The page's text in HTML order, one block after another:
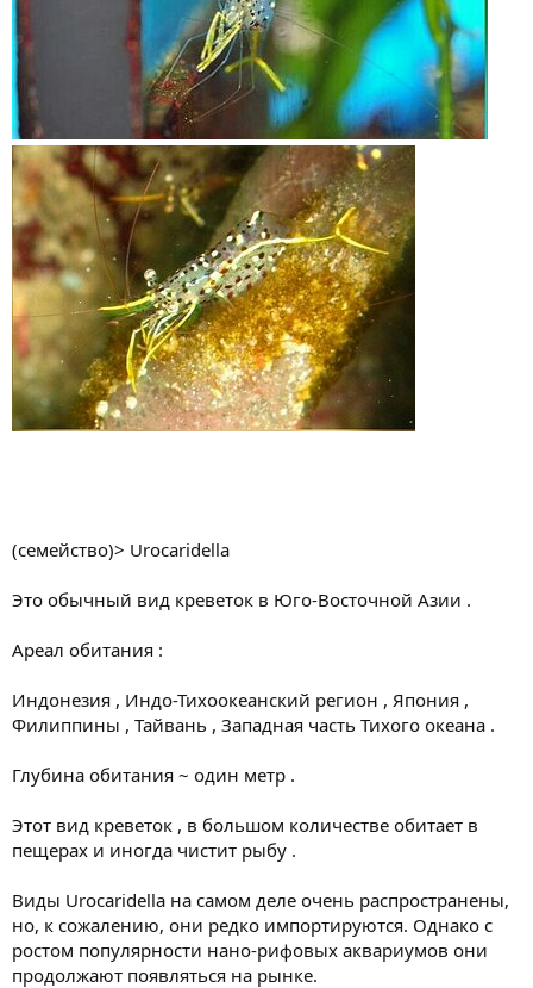
(семейство)> Urocaridella
Это обычный вид креветок в Юго-Восточной Азии .
Ареал обитания :
Индонезия , Индо-Тихоокеанский регион , Япония ,
Филиппины , Тайвань , Западная часть Тихого океана .
Глубина обитания ~ один метр .
Этот вид креветок , в большом количестве обитает в
пещерах и иногда чистит рыбу .
Виды Urocaridella на самом деле очень распространены,
но, к сожалению, они редко импортируются. Однако с
ростом популярности нано-рифовых аквариумов они
продолжают появляться на рынке.